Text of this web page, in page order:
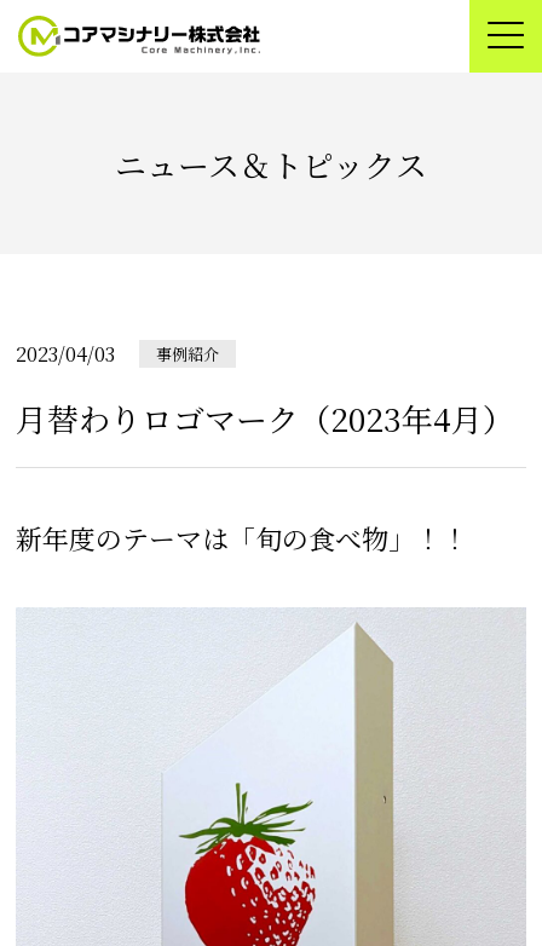
ニュース＆トピックス
2023/04/03 事例紹介
月替わりロゴマーク（2023年4月）
新年度のテーマは「旬の食べ物」！！